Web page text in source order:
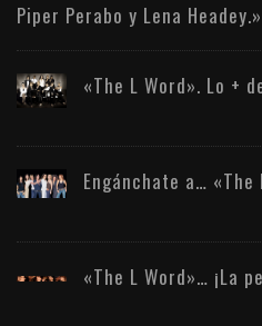
Piper Perabo y Lena
«The L Word». Lo +
Engánchate a… «The
«The L Word»… ¡La